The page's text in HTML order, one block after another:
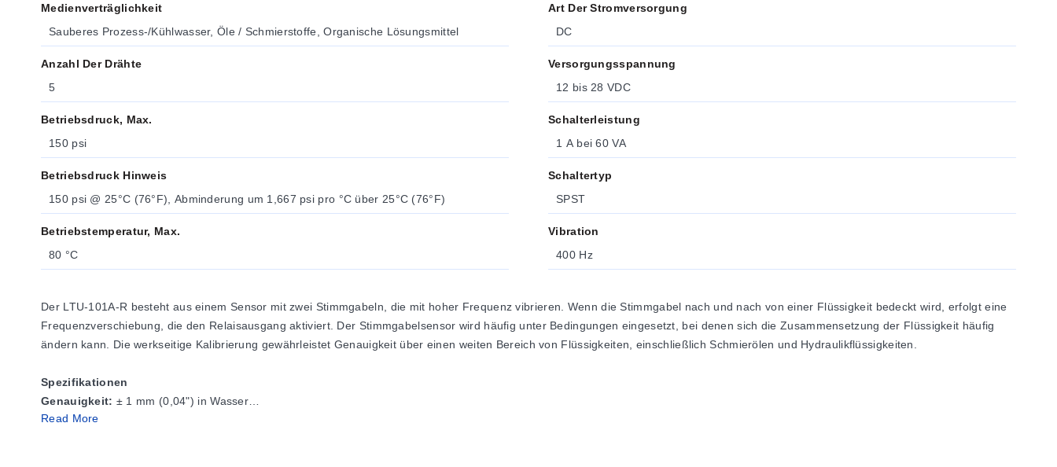
Medienverträglichkeit
Sauberes Prozess-/Kühlwasser, Öle / Schmierstoffe, Organische Lösungsmittel
Anzahl Der Drähte
5
Betriebsdruck, Max.
150 psi
Betriebsdruck Hinweis
150 psi @ 25°C (76°F), Abminderung um 1,667 psi pro °C über 25°C (76°F)
Betriebstemperatur, Max.
80 °C
Art Der Stromversorgung
DC
Versorgungsspannung
12 bis 28 VDC
Schalterleistung
1 A bei 60 VA
Schaltertyp
SPST
Vibration
400 Hz
Der LTU-101A-R besteht aus einem Sensor mit zwei Stimmgabeln, die mit hoher Frequenz vibrieren. Wenn die Stimmgabel nach und nach von einer Flüssigkeit bedeckt wird, erfolgt eine
Frequenzverschiebung, die den Relaisausgang aktiviert. Der Stimmgabelsensor wird häufig unter Bedingungen eingesetzt, bei denen sich die Zusammensetzung der Flüssigkeit häufig
ändern kann. Die werkseitige Kalibrierung gewährleistet Genauigkeit über einen weiten Bereich von Flüssigkeiten, einschließlich Schmierölen und Hydraulikflüssigkeiten.
Spezifikationen
Genauigkeit: ± 1 mm (0,04") in Wasser
Wiederholbarkeit:
Read More